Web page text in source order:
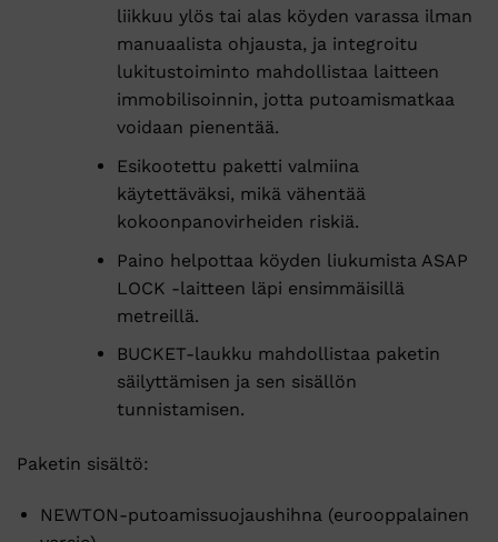
liikkuu ylös tai alas köyden varassa ilman
manuaalista ohjausta, ja integroitu
lukitustoiminto mahdollistaa laitteen
immobilisoinnin, jotta putoamismatkaa
voidaan pienentää.
Esikootettu paketti valmiina
käytettäväksi, mikä vähentää
kokoonpanovirheiden riskiä.
Paino helpottaa köyden liukumista ASAP
LOCK -laitteen läpi ensimmäisillä
metreillä.
BUCKET-laukku mahdollistaa paketin
säilyttämisen ja sen sisällön
tunnistamisen.
Paketin sisältö:
NEWTON-putoamissuojaushihna (eurooppalainen